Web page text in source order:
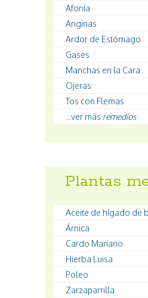
Afonía
Anginas
Ardor de Estómago
Gases
Manchas en la Cara
Ojeras
Tos con Flemas
...ver más remedios
Plantas
Aceite de hígado de
Árnica
Cardo Mariano
Hierba Luisa
Poleo
Zarzaparrilla